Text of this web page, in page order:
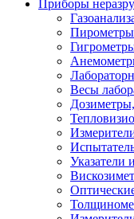
Приборы
Пирометры
Весы
Указатели